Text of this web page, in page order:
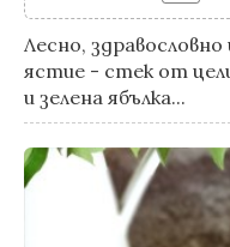
Лесно,
ястие - стек от
и зелена ябълка...